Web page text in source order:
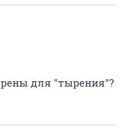
для "тырения"?